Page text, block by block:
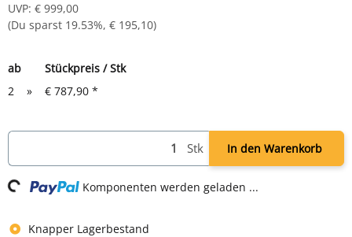
UVP: € 999,00
(Du sparst 19.53%, € 195,10)
ab
Stückpreis / Stk
2
» € 787,90 *
Stk In den Warenkorb
Loading... Komponenten werden geladen ...
Knapper Lagerbestand